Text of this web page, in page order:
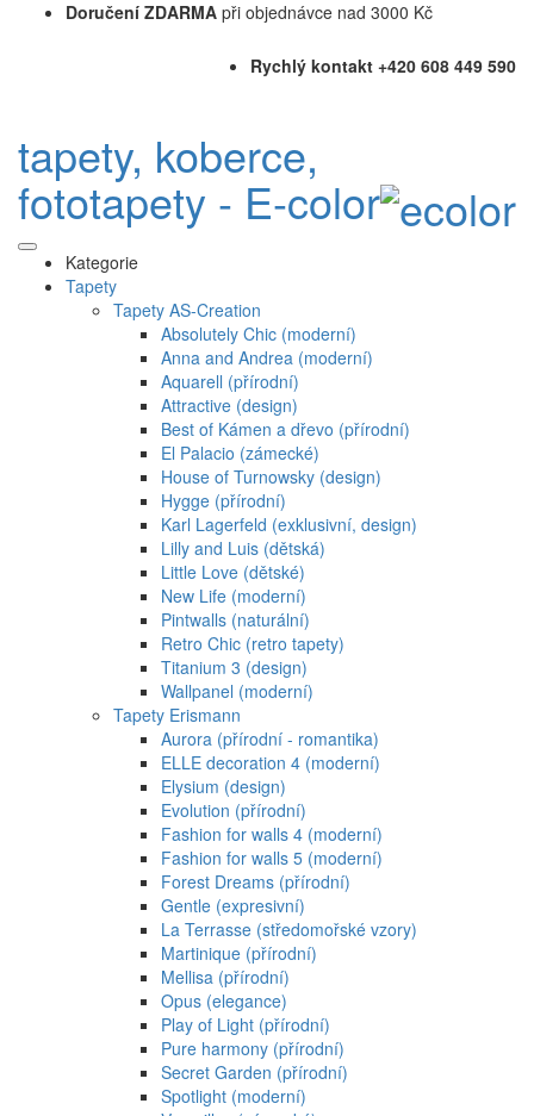
Doručení ZDARMA při objednávce nad 3000 Kč
Rychlý kontakt +420 608 449 590
tapety, koberce,
fototapety - E-color
Kategorie
Tapety
Tapety AS-Creation
Absolutely Chic (moderní)
Anna and Andrea (moderní)
Aquarell (přírodní)
Attractive (design)
Best of Kámen a dřevo (přírodní)
El Palacio (zámecké)
House of Turnowsky (design)
Hygge (přírodní)
Karl Lagerfeld (exklusivní, design)
Lilly and Luis (dětská)
Little Love (dětské)
New Life (moderní)
Pintwalls (naturální)
Retro Chic (retro tapety)
Titanium 3 (design)
Wallpanel (moderní)
Tapety Erismann
Aurora (přírodní - romantika)
ELLE decoration 4 (moderní)
Elysium (design)
Evolution (přírodní)
Fashion for walls 4 (moderní)
Fashion for walls 5 (moderní)
Forest Dreams (přírodní)
Gentle (expresivní)
La Terrasse (středomořské vzory)
Martinique (přírodní)
Mellisa (přírodní)
Opus (elegance)
Play of Light (přírodní)
Pure harmony (přírodní)
Secret Garden (přírodní)
Spotlight (moderní)